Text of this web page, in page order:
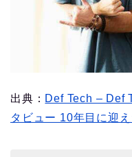
出典： Def Tech – Def
タビュー 10年目に迎